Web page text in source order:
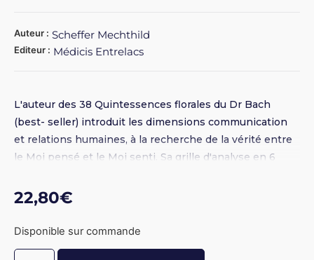
Auteur : Scheffer Mechthild
Editeur : Médicis Entrelacs
L'auteur des 38 Quintessences florales du Dr Bach
(best- seller) introduit les dimensions communication
et relations humaines, à la recherche de la vérité entre
le Moi pensé et le Moi senti. Sa grille d'analyse en 6
pédagogique et facilite l'autothérapie.
22,80€
Disponible sur commande